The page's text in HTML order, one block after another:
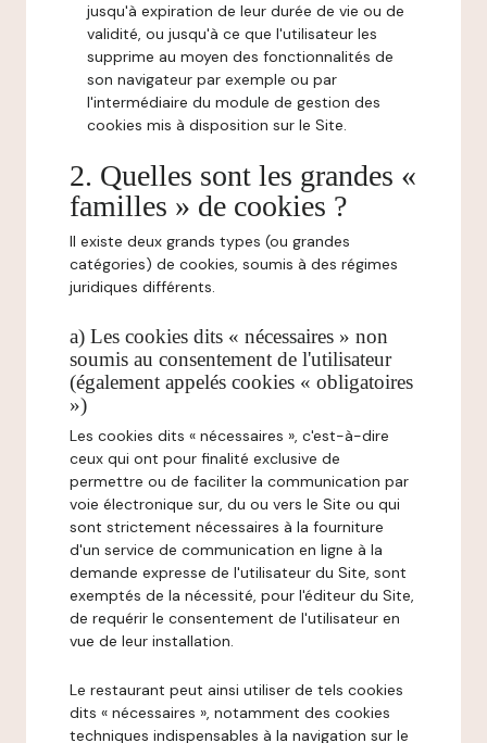
jusqu'à expiration de leur durée de vie ou de
validité, ou jusqu'à ce que l'utilisateur les
supprime au moyen des fonctionnalités de
son navigateur par exemple ou par
l'intermédiaire du module de gestion des
cookies mis à disposition sur le Site.
2. Quelles sont les grandes «
familles » de cookies ?
Il existe deux grands types (ou grandes
catégories) de cookies, soumis à des régimes
juridiques différents.
a) Les cookies dits « nécessaires » non
soumis au consentement de l'utilisateur
(également appelés cookies « obligatoires
»)
Les cookies dits « nécessaires », c'est-à-dire
ceux qui ont pour finalité exclusive de
permettre ou de faciliter la communication par
voie électronique sur, du ou vers le Site ou qui
sont strictement nécessaires à la fourniture
d'un service de communication en ligne à la
demande expresse de l'utilisateur du Site, sont
exemptés de la nécessité, pour l'éditeur du Site,
de requérir le consentement de l'utilisateur en
vue de leur installation.
Le restaurant peut ainsi utiliser de tels cookies
dits « nécessaires », notamment des cookies
techniques indispensables à la navigation sur le